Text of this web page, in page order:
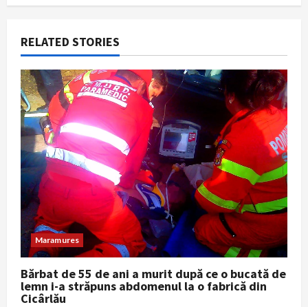
v
i
g
a
t
i
o
n
RELATED STORIES
Maramures
Bărbat de 55 de ani a murit după ce o bucată de
lemn i-a străpuns abdomenul la o fabrică din
Cicârlău